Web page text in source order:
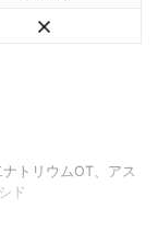
トリウムOT、アス
ド